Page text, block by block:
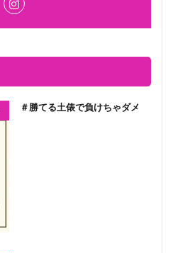
＃勝てる土俵で負けちゃダメ